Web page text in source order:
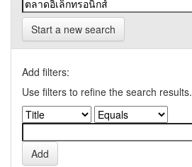
Start a new search
Add filters:
Use filters to refine the search results.